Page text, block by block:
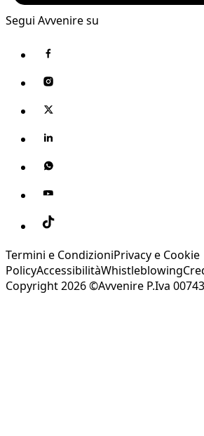
Segui Avvenire su
Termini e CondizioniPrivacy e Cookie
PolicyAccessibilitàWhistleblowing
Copyright 2026 ©Avvenire P.Iva